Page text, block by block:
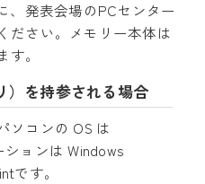
、発表会場のPCセンター
ださい。メモリー本体は
。
）を持参される場合
ソコンの OS は
ションは Windows
です。